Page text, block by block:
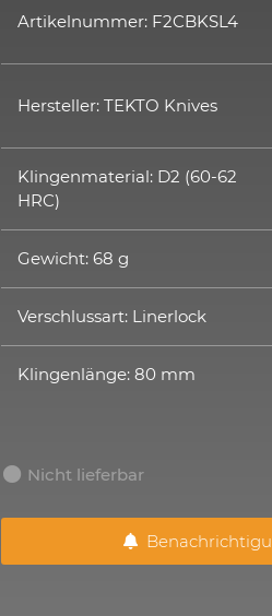
Artikelnummer: F2CBKSL4
Hersteller: TEKTO Knives
Klingenmaterial: D2 (60-62
HRC)
Gewicht: 68 g
Verschlussart: Linerlock
Klingenlänge: 80 mm
Nicht lieferbar